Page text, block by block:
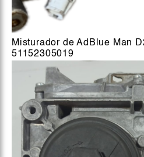
Misturador de AdBlue Man
51152305019